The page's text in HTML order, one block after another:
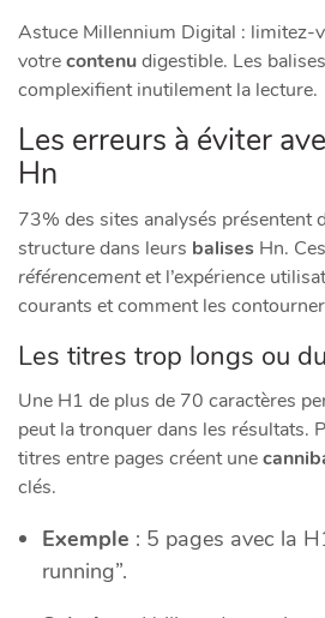
Astuce Millennium Digital : limitez-
votrecontenudigestible. Les
complexifient inutilement la lecture.
Les erreurs à éviter
Hn
73% des sites analysés présentent
structure dans leurs balises Hn.
référencementet l’expérience
courants et comment les
Les titres trop longs ou
Une H1 de plus de 70 caractères
peut la tronquer dans les résultats.
titres entre pages créent une
clés.
Exemple : 5 pages avec la
running”.